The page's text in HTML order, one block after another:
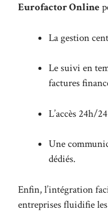
Eurofactor Online
La gestion
Le suivi en
factures
L’accès 24h/
Une
dédiés.
Enfin, l’intégration
entreprises fluidifie